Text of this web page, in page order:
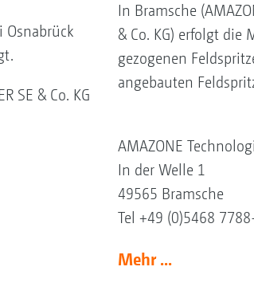
Osnabrück
SE & Co. KG
In Bramsche
& Co. KG) erfolgt die
gezogenen
angebauten
AMAZONE
In der Welle 1
49565 Bramsche
Tel +49 (0)5468
Mehr ...